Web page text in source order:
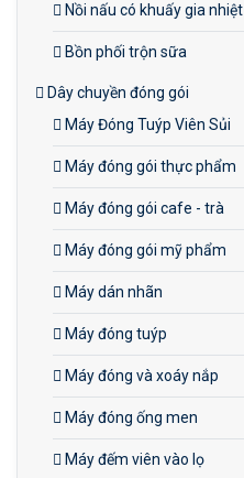
Nồi nấu có khuấy gia nhiệt
Bồn phối trộn sữa
Dây chuyền đóng gói
Máy Đóng Tuýp Viên Sủi
Máy đóng gói thực phẩm
Máy đóng gói cafe - trà
Máy đóng gói mỹ phẩm
Máy dán nhãn
Máy đóng tuýp
Máy đóng và xoáy nắp
Máy đóng ống men
Máy đếm viên vào lọ